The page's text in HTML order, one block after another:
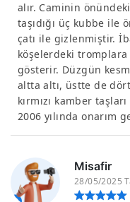
alır. Caminin
taşıdığı üç kubbe
çatı ile gizlenmiştir.
köşelerdeki
gösterir. Düzgün
altta altı, üstte de
kırmızı kamber
2006 yılında onarım
Misafir
28/05/2025